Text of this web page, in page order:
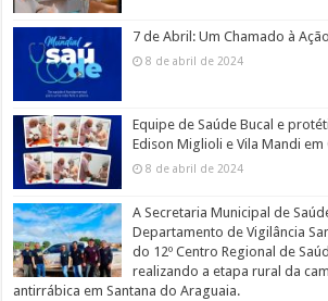
7 de Abril: Um Chamado à
8 de abril de 2024
Equipe de Saúde Bucal e
Edison Miglioli e Vila Mandi em
8 de abril de 2024
A Secretaria Municipal de
Departamento de Vigilância
do 12º Centro Regional de
realizando a etapa rural da
antirrábica em Santana do Araguaia.